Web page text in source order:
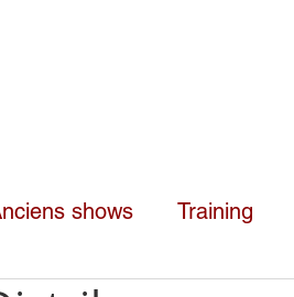
shows Training